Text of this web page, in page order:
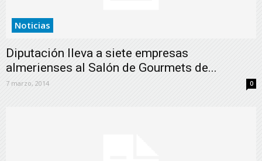
Noticias
Diputación lleva a siete empresas
almerienses al Salón de Gourmets de...
7 marzo, 2014 0